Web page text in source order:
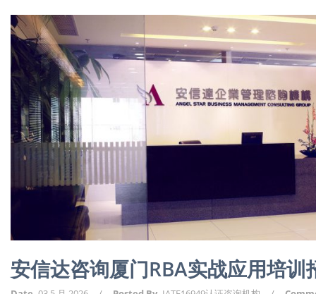
安信达咨询厦门RBA实战应用培训